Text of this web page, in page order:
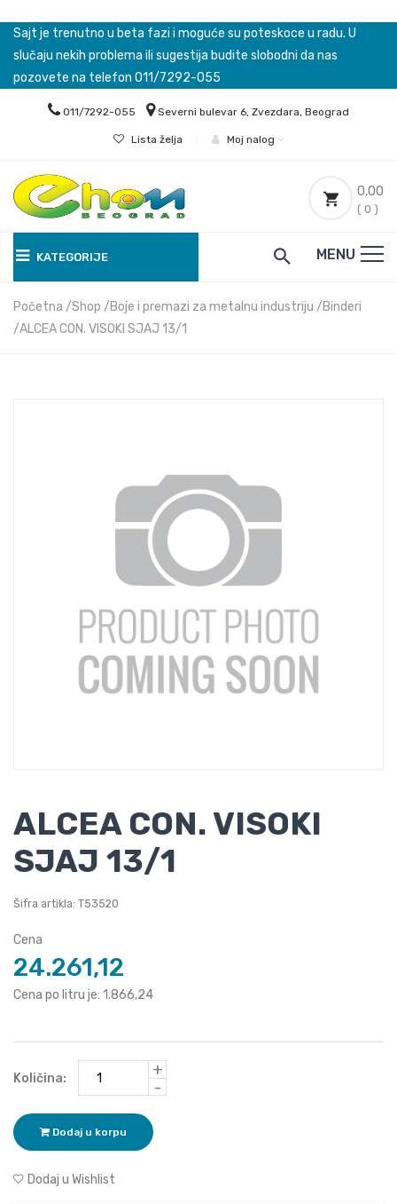
Sajt je trenutno u beta fazi i moguće su poteskoce u radu. U
slučaju nekih problema ili sugestija budite slobodni da nas
pozovete na telefon 011/7292-055
011/7292-055 Severni bulevar 6, Zvezdara, Beograd
Lista želja Moj nalog
0,00
( 0 )
KATEGORIJE MENU
Početna Shop Boje i premazi za metalnu industriju
Binderi
ALCEA CON. VISOKI SJAJ 13/1
ALCEA CON. VISOKI
SJAJ 13/1
Šifra artikla: T53520
Cena
24.261,12
Cena po litru je: 1.866,24
Količina:
+
-
Dodaj u korpu
Dodaj u Wishlist